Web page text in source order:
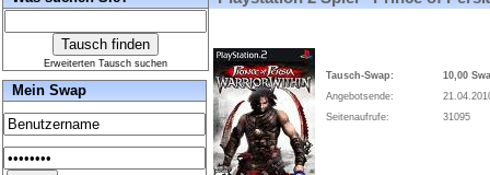
Erweiterten Tausch suchen
Mein Swap
Tausch-Swap:
10,00
Angebotsende:
Seitenaufrufe:
31095